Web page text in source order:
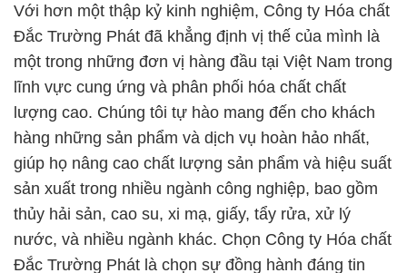
Với hơn một thập kỷ kinh nghiệm, Công ty Hóa chất
Đắc Trường Phát đã khẳng định vị thế của mình là
một trong những đơn vị hàng đầu tại Việt Nam trong
lĩnh vực cung ứng và phân phối hóa chất chất
lượng cao. Chúng tôi tự hào mang đến cho khách
hàng những sản phẩm và dịch vụ hoàn hảo nhất,
giúp họ nâng cao chất lượng sản phẩm và hiệu suất
sản xuất trong nhiều ngành công nghiệp, bao gồm
thủy hải sản, cao su, xi mạ, giấy, tẩy rửa, xử lý
nước, và nhiều ngành khác. Chọn Công ty Hóa chất
Đắc Trường Phát là chọn sự đồng hành đáng tin